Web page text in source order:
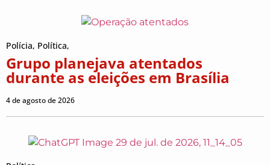
Polícia, Política,
Grupo planejava atentados
durante as eleições em Brasília
4 de agosto de 2026